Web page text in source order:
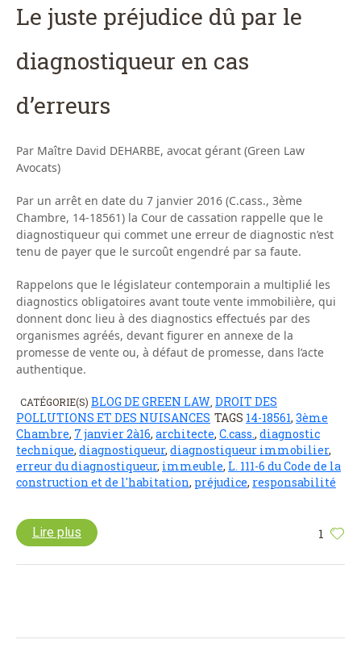
Le juste préjudice dû par le
diagnostiqueur en cas
d’erreurs
Par Maître David DEHARBE, avocat gérant (Green Law
Avocats)
Par un arrêt en date du 7 janvier 2016 (C.cass., 3ème
Chambre, 14-18561) la Cour de cassation rappelle que le
diagnostiqueur qui commet une erreur de diagnostic n’est
tenu de payer que le surcoût engendré par sa faute.
Rappelons que le législateur contemporain a multiplié les
diagnostics obligatoires avant toute vente immobilière, qui
donnent donc lieu à des diagnostics effectués par des
organismes agréés, devant figurer en annexe de la
promesse de vente ou, à défaut de promesse, dans l’acte
authentique.
CATÉGORIE(S) BLOG DE GREEN LAW DROIT DES
POLLUTIONS ET DES NUISANCES TAGS 14-18561, 3ème
Chambre, 7 janvier 2à16, architecte, C.cass., diagnostic
technique, diagnostiqueur, diagnostiqueur immobilier,
erreur du diagnostiqueur, immeuble, L. 111-6 du Code de la
construction et de l'habitation, préjudice, responsabilité
1
Lire plus